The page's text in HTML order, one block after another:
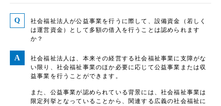
社会福祉法人が公益事業を行うに際して、設備資金（若しく
は運営資金）として多額の借入を行うことは認められます
か？
社会福祉法人は、本来その経営する社会福祉事業に支障がな
い限り、社会福祉事業のほか必要に応じて公益事業または収
益事業を行うことができます。
また、公益事業が認められている背景には、社会福祉事業は
限定列挙となっていることから、関連する広義の社会福祉に